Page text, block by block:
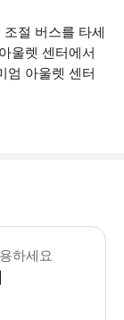
절 버스를 타세
울렛 센터에서
엄 아울렛 센터
과 금요일에 진행됩
하세요